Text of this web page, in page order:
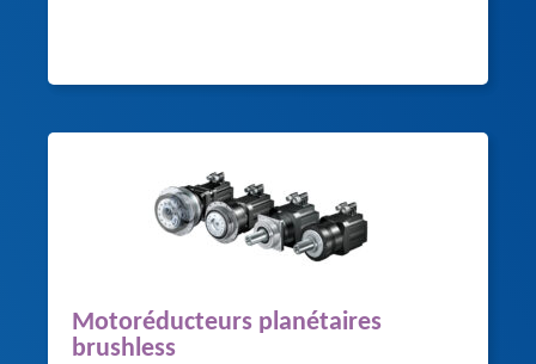
Motoréducteurs planétaires
brushless